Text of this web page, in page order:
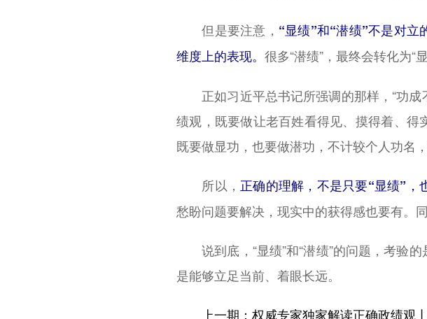
但是要注意， “显绩”和“潜绩”不是对
维度上的表现。 很多“潜绩”，最终会转化为“
正如习近平总书记所强调的那样，“功成
绩观，既要做让老百姓看得见、摸得着、得
既要做显功，也要做潜功，不计较个人功名
所以， 正确的理解，不是只要“显绩”，
愁盼问题要解决，现实中的获得感也要有。
说到底，“显绩”和“潜绩”的问题，考验
是能够立足当前、着眼长远。
上一期：权威专家独家解读正确政绩观